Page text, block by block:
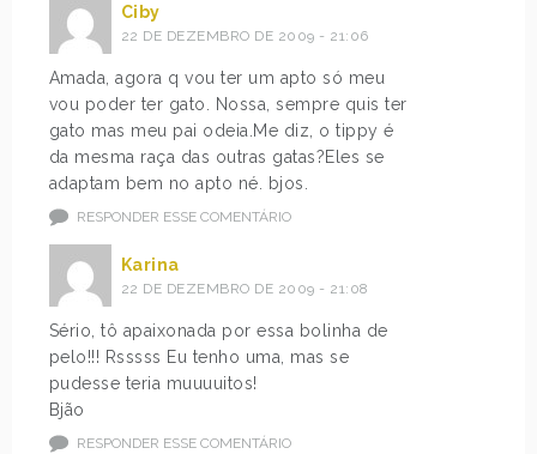
Ciby
22 DE DEZEMBRO DE 2009 - 21:06
Amada, agora q vou ter um apto só meu
vou poder ter gato. Nossa, sempre quis ter
gato mas meu pai odeia.Me diz, o tippy é
da mesma raça das outras gatas?Eles se
adaptam bem no apto né. bjos.
RESPONDER ESSE COMENTÁRIO
Karina
22 DE DEZEMBRO DE 2009 - 21:08
Sério, tô apaixonada por essa bolinha de
pelo!!! Rsssss Eu tenho uma, mas se
pudesse teria muuuuitos!
Bjão
RESPONDER ESSE COMENTÁRIO